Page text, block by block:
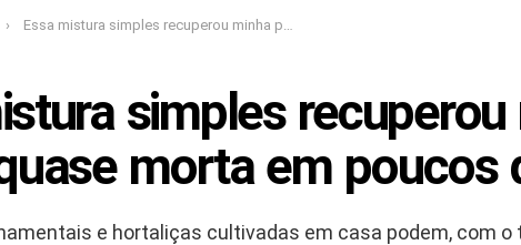
Essa mistura simples recuperou minha planta quase morta em poucos dias
simples recuperou
morta em poucos
e hortaliças cultivadas em casa podem, com o